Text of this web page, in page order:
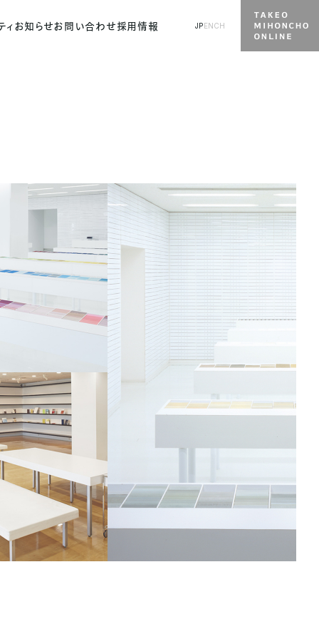
ィお知らせお問い合わせ採用情報 JPENCH